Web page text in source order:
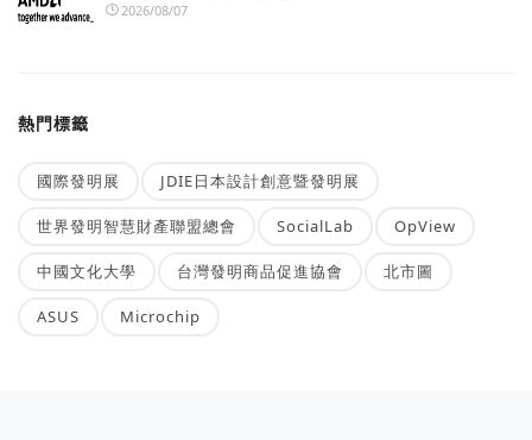
2026/08/07
熱門標籤
國際發明展 JDIE日本設計創意暨發明展
世界發明智慧財產聯盟總會 SocialLab OpView
中國文化大學 台灣發明商品促進協會 北市圖
ASUS Microchip